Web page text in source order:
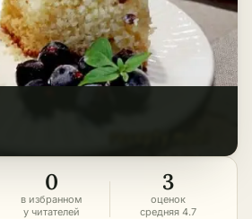
0
в избранном
у читателей
3
оценок
средняя 4.7